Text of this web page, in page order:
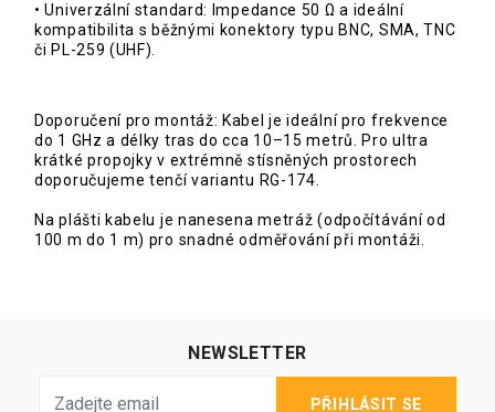
• Univerzální standard: Impedance 50 Ω a ideální
kompatibilita s běžnými konektory typu BNC, SMA, TNC
či PL-259 (UHF).
Doporučení pro montáž: Kabel je ideální pro frekvence
do 1 GHz a délky tras do cca 10–15 metrů. Pro ultra
krátké propojky v extrémně stísněných prostorech
doporučujeme tenčí variantu RG-174.
Na plášti kabelu je nanesena metráž (odpočítávání od
100 m do 1 m) pro snadné odměřování při montáži.
NEWSLETTER
PŘIHLÁSIT SE